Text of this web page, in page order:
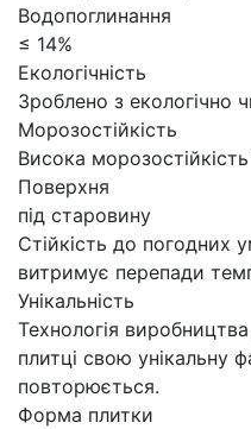
Водопоглинання
≤ 14%
Екологічність
Зроблено з екологічно
Морозостійкість
Висока
Поверхня
під старовину
Стійкість до погодних
витримує перепади
Унікальність
Технологія
плитці свою унікальну
повторюється.
Форма плитки